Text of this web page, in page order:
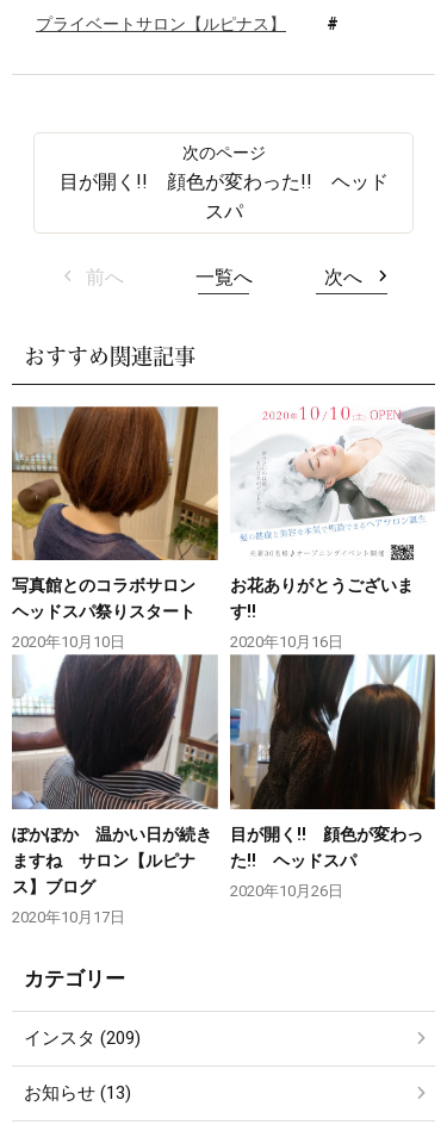
プライベートサロン【ルピナス】
目が開く!! 顔色が変わった!! ヘッド
スパ
前へ 一覧へ 次へ
おすすめ関連記事
写真館とのコラボサロン
ヘッドスパ祭りスタート
2020年10月10日
お花ありがとうございま
す‼️
2020年10月16日
ぽかぽか 温かい日が続き
ますね サロン【ルピナ
ス】ブログ
2020年10月17日
目が開く!! 顔色が変わっ
た!! ヘッドスパ
2020年10月26日
カテゴリー
インスタ (209)
お知らせ (13)